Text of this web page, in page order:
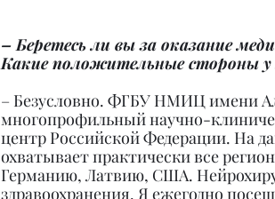
– Беретесь ли вы за оказание
Какие положительные стороны у
– Безусловно. ФГБУ НМИЦ имени
многопрофильный научно-
центр Российской Федерации. На
охватывает практически все
Германию, Латвию, США.
здравоохранения. Я ежегодно